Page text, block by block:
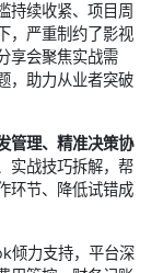
持续收紧、项目周
，严重制约了影视
享会聚焦实战需
，助力从业者突破
管理、精准决策协
实战技巧拆解，帮
环节、降低试错成
倾力支持，平台深